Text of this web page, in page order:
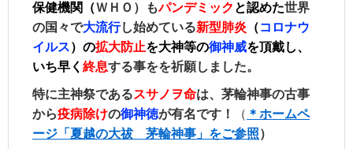
保健機関（ＷＨＯ）もパンデミック と認めた世界
の国々で大流行し始めている新型肺炎 （コロナウ
イルス）の拡大防止を大神等の御神威を頂戴し、
いち早く 終息する事をを祈願しました。
特に主神祭であるスサノヲ命は、茅輪神事の古事
から疫病除けの御神徳が有名です ！ （ ＊ホームペ
ージ「夏越の大祓 茅輪神事」をご参照）